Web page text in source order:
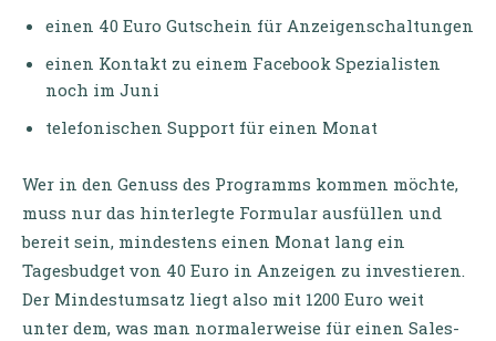
einen 40 Euro Gutschein für Anzeigenschaltungen
einen Kontakt zu einem Facebook Spezialisten
noch im Juni
telefonischen Support für einen Monat
Wer in den Genuss des Programms kommen möchte,
muss nur das hinterlegte Formular ausfüllen und
bereit sein, mindestens einen Monat lang ein
Tagesbudget von 40 Euro in Anzeigen zu investieren.
Der Mindestumsatz liegt also mit 1200 Euro weit
unter dem, was man normalerweise für einen Sales-